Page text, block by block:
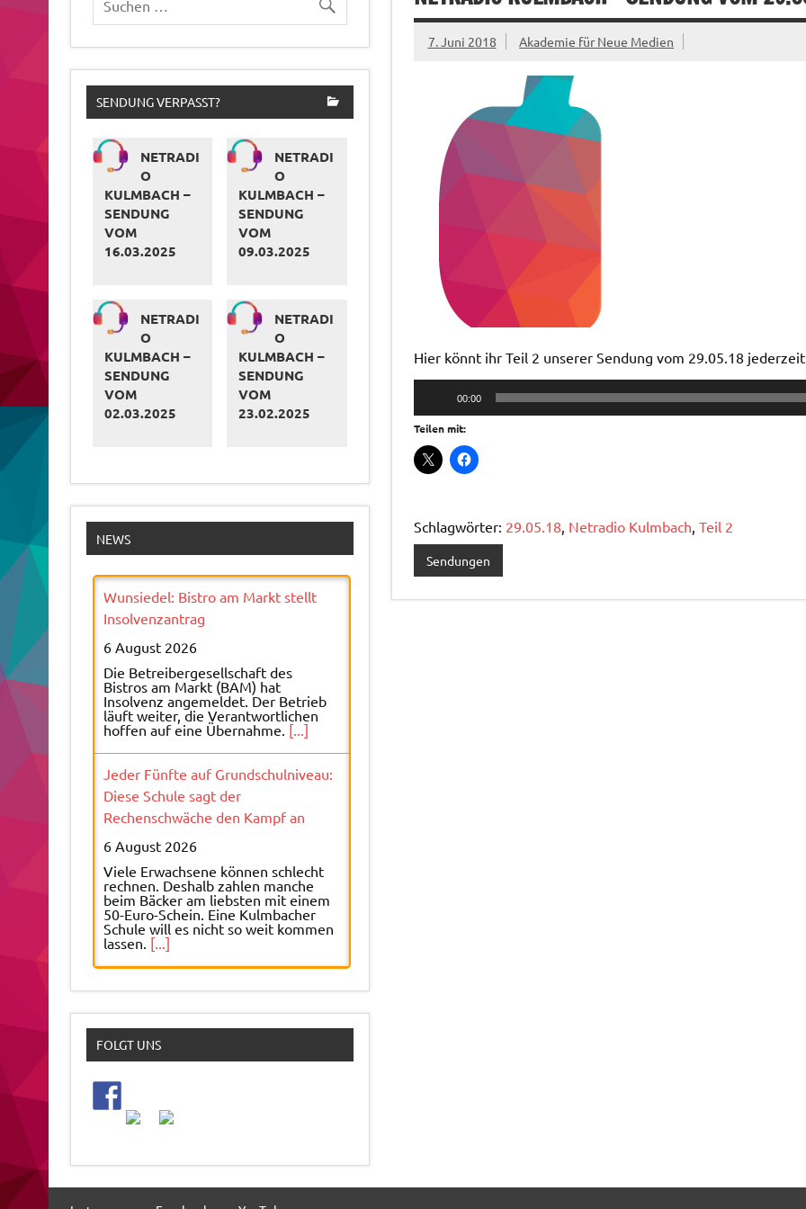
7. Juni 2018 Akademie für Neue Medien
Hier könnt ihr Teil 2 unserer Sendung vom 29.05.18
Player
00:00
Teilen mit:
Schlagwörter: 29.05.18, Netradio Kulmbach, Teil 2
Sendungen
SENDUNG VERPASST?
NETRADI
O
KULMBACH –
SENDUNG
VOM
16.03.2025
NETRADI
O
KULMBACH –
SENDUNG
VOM
09.03.2025
NETRADI
O
KULMBACH –
SENDUNG
VOM
02.03.2025
NETRADI
O
KULMBACH –
SENDUNG
VOM
23.02.2025
NEWS
Wunsiedel: Bistro am Markt stellt
Insolvenzantrag
6 August 2026
Die Betreibergesellschaft des
Bistros am Markt (BAM) hat
Insolvenz angemeldet. Der Betrieb
läuft weiter, die Verantwortlichen
hoffen auf eine Übernahme. [...]
Jeder Fünfte auf Grundschulniveau:
Diese Schule sagt der
Rechenschwäche den Kampf an
6 August 2026
Viele Erwachsene können schlecht
rechnen. Deshalb zahlen manche
beim Bäcker am liebsten mit einem
50-Euro-Schein. Eine Kulmbacher
Schule will es nicht so weit kommen
lassen. [...]
Fortsetzung: Dieselprozess – worum
6 August 2026
Am Freitag setzt das Gericht die
Thomas Hoffmann ist nun der letzte
verbliebene Angeklagte.
und greift Hausbewohner an
FOLGT UNS